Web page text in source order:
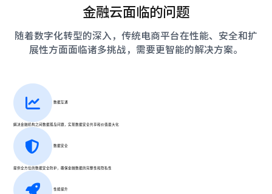
金融云面临的问题
随着数字化转型的深入，传统电商平台在性能、安全和扩
展性方面面临诸多挑战，需要更智能的解决方案。
数据互通
解决金融机构之间数据孤岛问题，实现数据安全共享和价值最大化
数据安全
提供全方位的数据安全防护，确保金融数据的完整性和隐私性
性能提升